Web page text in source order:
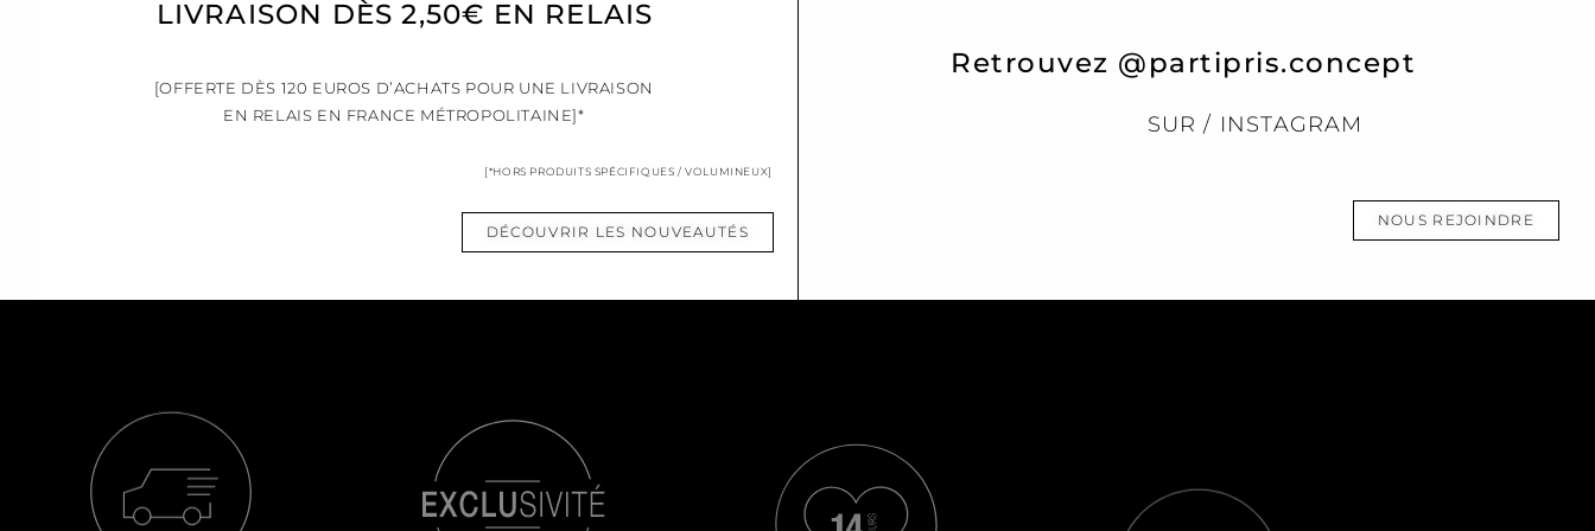
LIVRAISON DÈS 2,50€ EN RELAIS
[OFFERTE DÈS 120 EUROS D’ACHATS POUR UNE LIVRAISON
EN RELAIS EN FRANCE MÉTROPOLITAINE]*
[*HORS PRODUITS SPÉCIFIQUES / VOLUMINEUX]
DÉCOUVRIR LES NOUVEAUTÉS
Retrouvez @partipris.concept
SUR / INSTAGRAM
NOUS REJOINDRE